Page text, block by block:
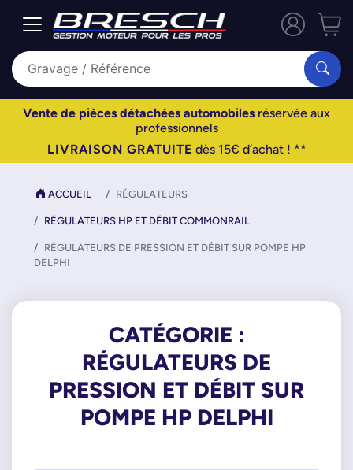
Vente de pièces détachées automobiles réservée aux
professionnels
LIVRAISON GRATUITE dès 15€ d’achat ! **
ACCUEIL RÉGULATEURS
RÉGULATEURS HP ET DÉBIT COMMONRAIL
RÉGULATEURS DE PRESSION ET DÉBIT SUR POMPE HP
DELPHI
CATÉGORIE :
RÉGULATEURS DE
PRESSION ET DÉBIT SUR
POMPE HP DELPHI